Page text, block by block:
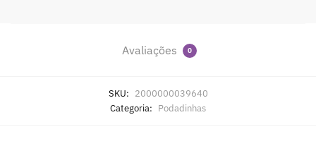
Avaliações 0
SKU: 2000000039640
Categoria: Podadinhas